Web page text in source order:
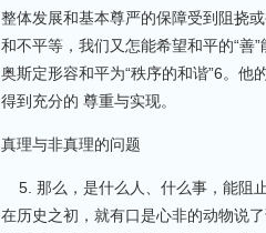
整体发展和基本尊严的保障受到阻挠
和不平等，我们又怎能希望和平的“善
奥斯定形容和平为“秩序的和谐”6。
得到充分的 尊重与实现。
真理与非真理的问题
5. 那么，是什么人、什么事，能阻
在历史之初，就有口是心非的动物说